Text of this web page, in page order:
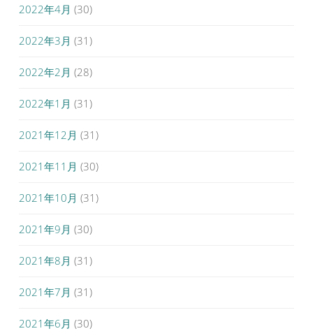
2022年4月 (30)
2022年3月 (31)
2022年2月 (28)
2022年1月 (31)
2021年12月 (31)
2021年11月 (30)
2021年10月 (31)
2021年9月 (30)
2021年8月 (31)
2021年7月 (31)
2021年6月 (30)